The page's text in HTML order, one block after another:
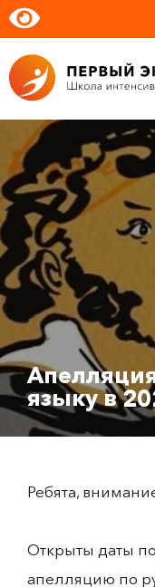
языку в
Ребята,
Открыты даты
апелляцию по